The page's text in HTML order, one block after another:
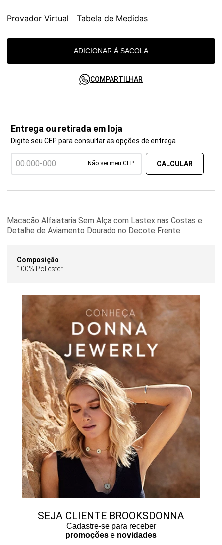
Provador Virtual Tabela de Medidas
ADICIONAR À SACOLA
COMPARTILHAR
Entrega ou retirada em loja
Digite seu CEP para consultar as opções de entrega
Não sei meu CEP
Macacão Alfaiataria Sem Alça com Lastex nas Costas e
Detalhe de Aviamento Dourado no Decote Frente
Composição
100% Poliéster
SEJA CLIENTE BROOKSDONNA
Cadastre-se para receber
promoções e novidades